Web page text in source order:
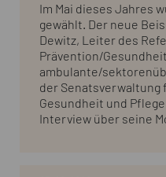
Im Mai dieses Jahres
gewählt. Der neue
Dewitz, Leiter des
Prävention/
ambulante/
der Senatsverwaltung
Gesundheit und
Interview über seine